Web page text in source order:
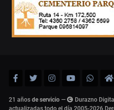
21 años de servicio —
Durazno
actualizadas todo el día 2005-2026